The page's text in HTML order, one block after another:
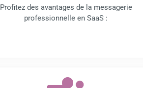
Profitez des avantages de la messagerie
professionnelle en SaaS :